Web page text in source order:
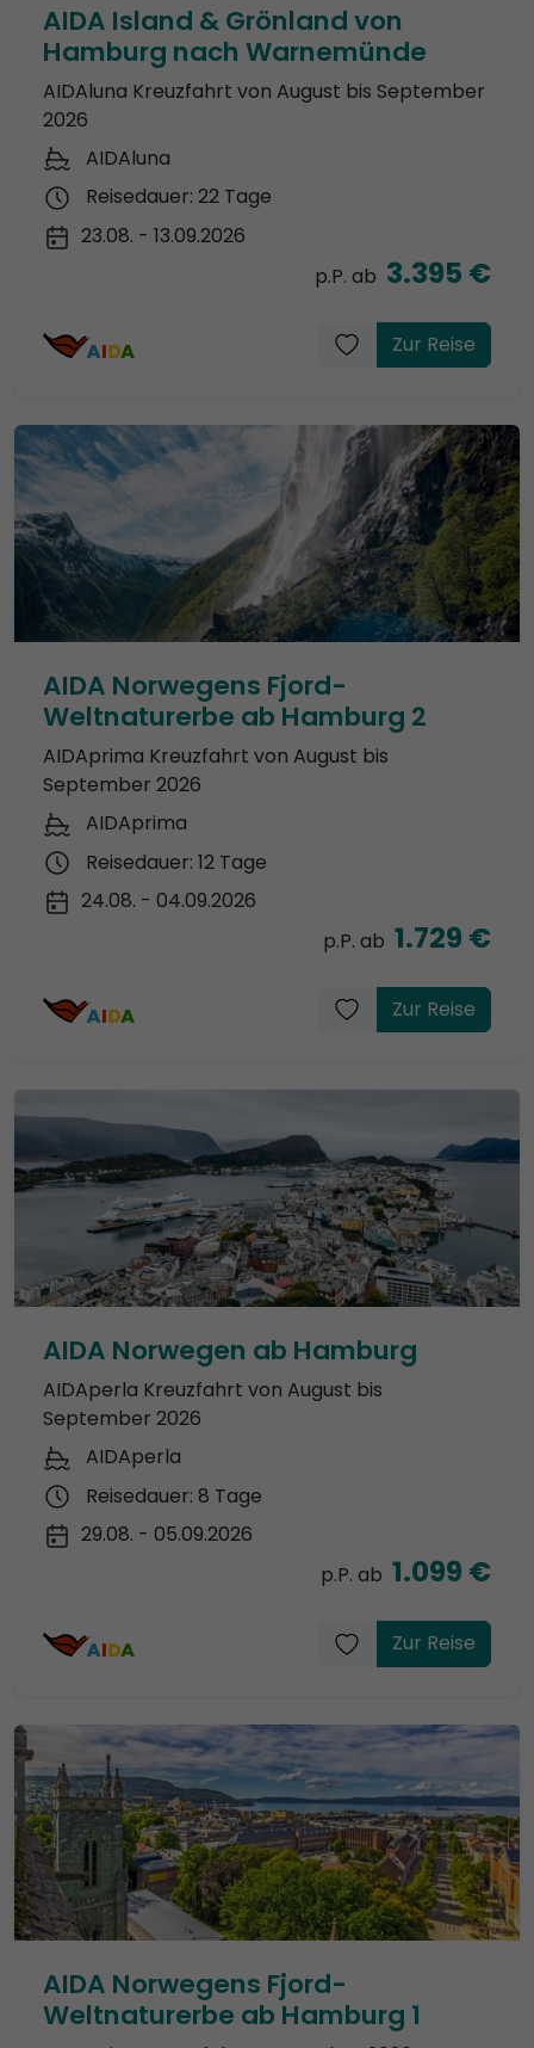
AIDA Island & Grönland von
Hamburg nach Warnemünde
AIDAluna Kreuzfahrt von August bis September
2026
AIDAluna
Reisedauer: 22 Tage
23.08. - 13.09.2026
p.P. ab 3.395 €
Zur Reise
AIDA Norwegens Fjord-
Weltnaturerbe ab Hamburg 2
AIDAprima Kreuzfahrt von August bis
September 2026
AIDAprima
Reisedauer: 12 Tage
24.08. - 04.09.2026
p.P. ab 1.729 €
Zur Reise
AIDA Norwegen ab Hamburg
AIDAperla Kreuzfahrt von August bis
September 2026
AIDAperla
Reisedauer: 8 Tage
29.08. - 05.09.2026
p.P. ab 1.099 €
Zur Reise
AIDA Norwegens Fjord-
Weltnaturerbe ab Hamburg 1